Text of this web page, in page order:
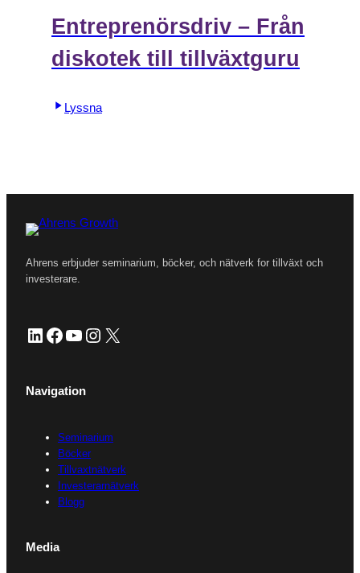
Entreprenörsdriv – Från
diskotek till tillväxtguru
Lyssna
Ahrens erbjuder seminarium, böcker, och nätverk for tillväxt och
investerare.
LinkedIn Facebook YouTube Instagram X
Navigation
Seminarium
Böcker
Tillvaxtnätverk
Investerarnätverk
Blogg
Media